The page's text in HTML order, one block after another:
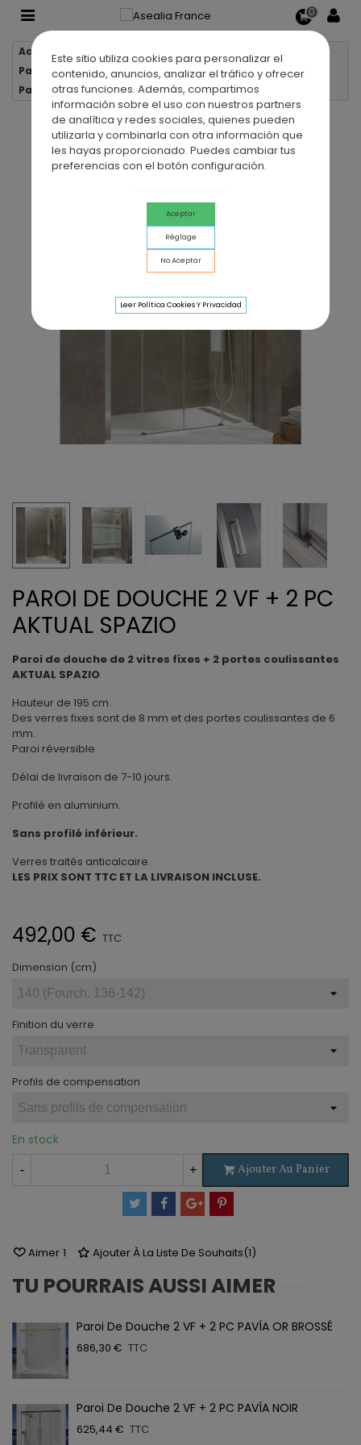
Este sitio utiliza cookies para personalizar el
contenido, anuncios, analizar el tráfico y ofrecer
otras funciones. Además, compartimos
información sobre el uso con nuestros partners
de analítica y redes sociales, quienes pueden
utilizarla y combinarla con otra información que
les hayas proporcionado. Puedes cambiar tus
preferencias con el botón configuración.
Aceptar
Réglage
No Aceptar
Leer Política Cookies Y Privacidad
0
Accueil
Parois de douche 2 verres fixes + 2 portes coulissantes
Paroi de douche 2 VF + 2 PC AKTUAL SPAZIO
PAROI DE DOUCHE 2 VF + 2 PC
AKTUAL SPAZIO
Paroi de douche de 2 vitres fixes + 2 portes coulissantes
AKTUAL SPAZIO
Hauteur de 195 cm.
Des verres fixes sont de 8 mm et des portes coulissantes de 6
mm.
Paroi réversible.
Délai de livraison de 7-10 jours.
Profilé en aluminium.
Sans profilé inférieur.
Verres traités anticalcaire.
LES PRIX SONT TTC ET LA LIVRAISON INCLUSE.
492,00 € TTC
Dimension (cm)
Finition du verre
Profils de compensation
En stock
- + Ajouter Au Panier
Aimer 1 Ajouter À La Liste De Souhaits(1)
TU POURRAIS AUSSI AIMER
Paroi De Douche 2 VF + 2 PC PAVÍA OR BROSSÉ
686,30 € TTC
Paroi De Douche 2 VF + 2 PC PAVÍA NOIR
625,44 € TTC